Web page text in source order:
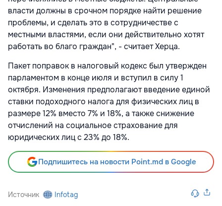
власти должны в срочном порядке найти решение
проблемы, и сделать это в сотрудничестве с
местными властями, если они действительно хотят
работать во благо граждан", - считает Херца.
Пакет поправок в налоговый кодекс был утвержден
парламентом в конце июля и вступил в силу 1
октября. Изменения предполагают введение единой
ставки подоходного налога для физических лиц в
размере 12% вместо 7% и 18%, а также снижение
отчислений на социальное страхование для
юридических лиц с 23% до 18%.
Подпишитесь на новости Point.md в Google
Источник Infotag